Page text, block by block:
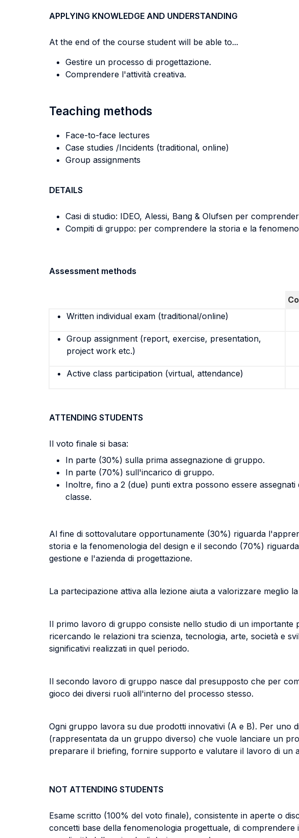
APPLYING KNOWLEDGE AND UNDERSTANDING
At the end of the course student will be able to...
Gestire un processo di progettazione.
Comprendere l'attività creativa.
Teaching methods
Face-to-face lectures
Case studies /Incidents (traditional, online)
Group assignments
DETAILS
Casi di studio: IDEO, Alessi, Bang & Olufsen per
Compiti di gruppo: per comprendere la storia e la
Assessment methods
Written individual exam (traditional/online)
Group assignment (report, exercise, presentation,
project work etc.)
Active class participation (virtual, attendance)
ATTENDING STUDENTS
Il voto finale si basa:
In parte (30%) sulla prima assegnazione di gruppo.
In parte (70%) sull'incarico di gruppo.
Inoltre, fino a 2 (due) punti extra possono essere
classe.
Al fine di sottovalutare opportunamente (30%) riguarda
storia e la fenomenologia del design e il secondo (70%)
gestione e l'azienda di progettazione.
La partecipazione attiva alla lezione aiuta a valorizzare meglio
Il primo lavoro di gruppo consiste nello studio di un importante
ricercando le relazioni tra scienza, tecnologia, arte, società e
significativi realizzati in quel periodo.
Il secondo lavoro di gruppo nasce dal presupposto che per
gioco dei diversi ruoli all'interno del processo stesso.
Ogni gruppo lavora su due prodotti innovativi (A e B). Per uno
(rappresentata da un gruppo diverso) che vuole lanciare un
preparare il briefing, fornire supporto e valutare il lavoro di un
NOT ATTENDING STUDENTS
Esame scritto (100% del voto finale), consistente in aperte o
concetti base della fenomenologia progettuale, di